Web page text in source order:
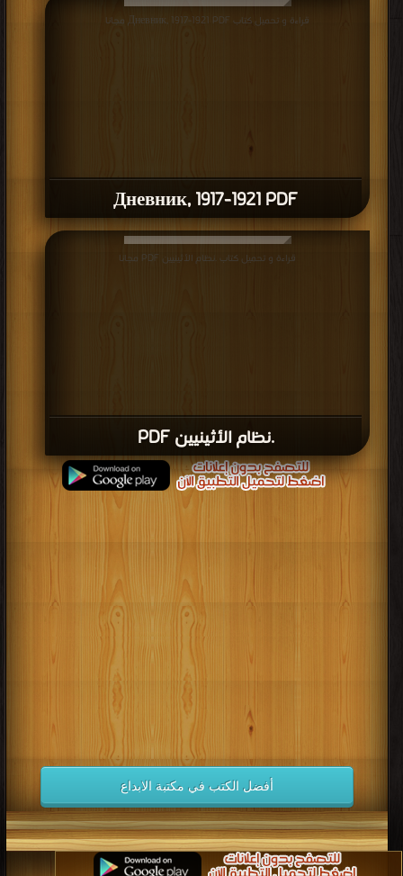
Дневник, 1917-1921 PDF
قراءة و تحميل كتاب Дневник, 1917-1921 PDF مجانا
.نظام الأثينيين PDF
قراءة و تحميل كتاب .نظام الأثينيين PDF مجانا
أفضل الكتب في مكتبة الابداع